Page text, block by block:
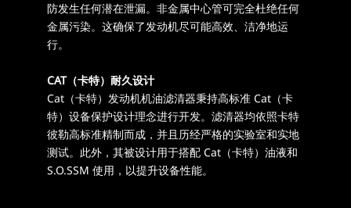
防发生任何潜在泄漏。非金属中心管可完全杜绝任何
金属污染。这确保了发动机尽可能高效、洁净地运
行。
CAT（卡特）耐久设计
Cat（卡特）发动机机油滤清器秉持高标准 Cat（卡
特）设备保护设计理念进行开发。滤清器均依照卡特
彼勒高标准精制而成，并且历经严格的实验室和实地
测试。此外，其被设计用于搭配 Cat（卡特）油液和
S.O.SSM 使用，以提升设备性能。